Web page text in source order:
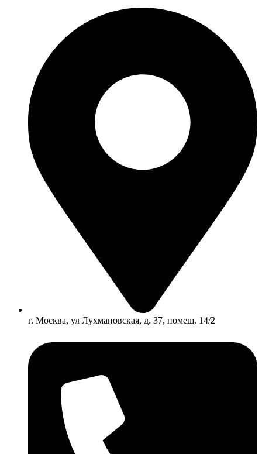
г. Москва, ул Лухмановская, д. 37, помещ. 14/2